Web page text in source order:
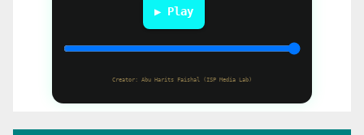
▶ Play
Creator: Abu Harits Faishal (ISP Media Lab)